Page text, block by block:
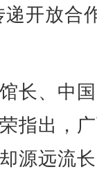
递开放合
长、中
指出，
源远流